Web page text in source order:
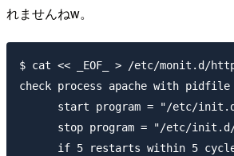
れませんねw。
$ cat << _EOF_ > /etc/monit.d/
check process apache with
start program = "/etc/
stop program = "/etc/
if 5 restarts within 5